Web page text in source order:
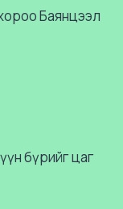
Баянцээл
бүрийг цаг